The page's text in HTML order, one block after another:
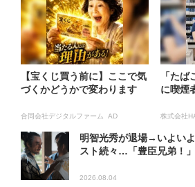
【宝くじ買う前に】ここで気
づくかどうかで変わります
合同会社デジタルファーム AD
「た
に喫煙
株式会社
明智光秀が退場→いよい
スト続々…「豊臣兄弟！
2026.08.04